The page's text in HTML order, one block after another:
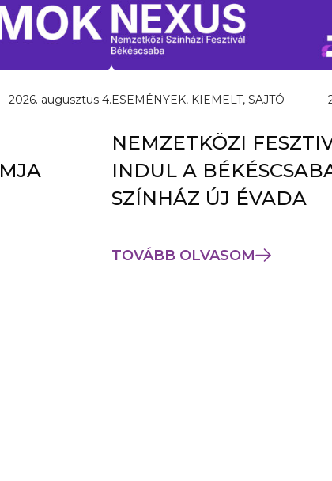
2026. augusztus 4.ESEMÉNYEK, KIEMELT, SAJTÓ
NEMZETKÖZI
INDUL A
SZÍNHÁZ ÚJ ÉVADA
TOVÁBB OLVASOM